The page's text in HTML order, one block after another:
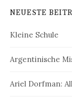
NEUESTE
Kleine Schule
Argentinische
Ariel Dorfman: